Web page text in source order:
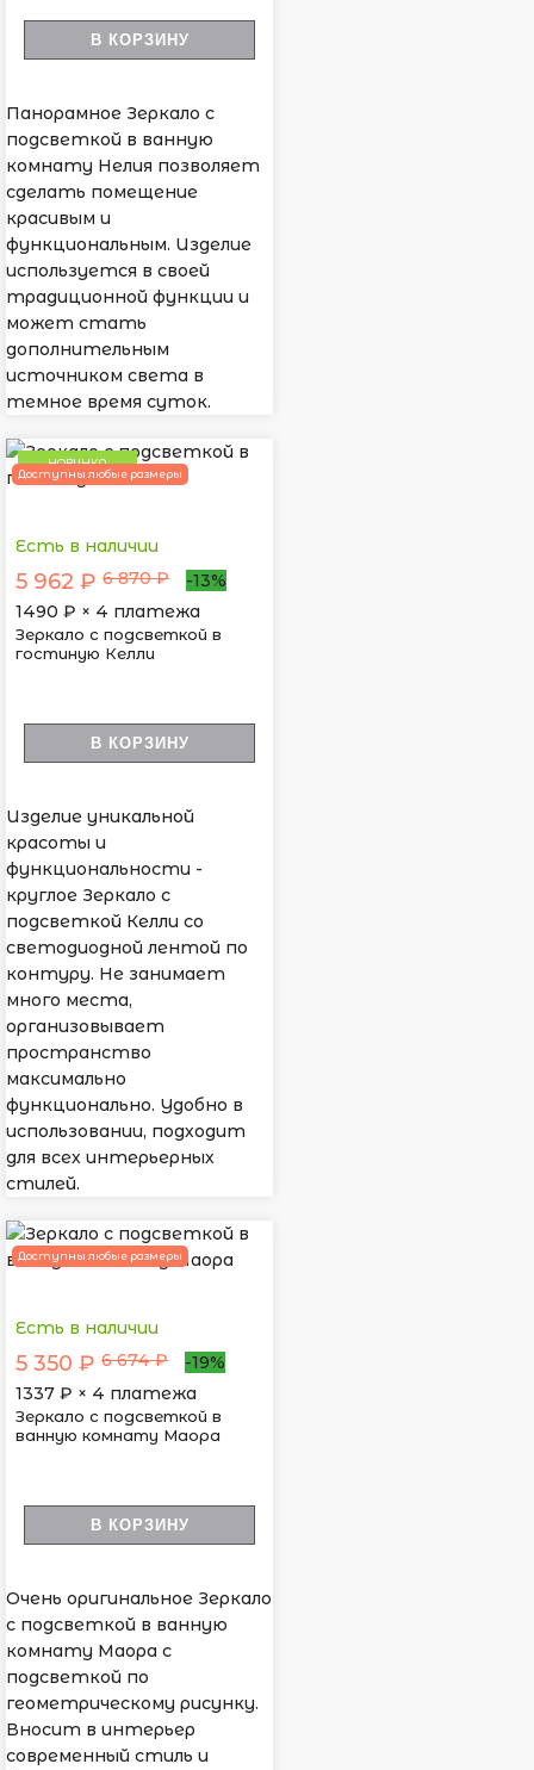
В КОРЗИНУ
Панорамное Зеркало с
подсветкой в ванную
комнату Нелия позволяет
сделать помещение
красивым и
функциональным. Изделие
используется в своей
традиционной функции и
может стать
дополнительным
источником света в
темное время суток.
НОВИНКА
Доступны любые размеры
Есть в наличии
5 962 ₽ 6 870 ₽
-13%
1490 ₽ × 4 платежа
Зеркало с подсветкой в
гостиную Келли
В КОРЗИНУ
Изделие уникальной
красоты и
функциональности -
круглое Зеркало с
подсветкой Келли со
светодиодной лентой по
контуру. Не занимает
много места,
организовывает
пространство
максимально
функционально. Удобно в
использовании, подходит
для всех интерьерных
стилей.
Доступны любые размеры
Есть в наличии
5 350 ₽ 6 674 ₽
-19%
1337 ₽ × 4 платежа
Зеркало с подсветкой в
ванную комнату Маора
В КОРЗИНУ
Очень оригинальное Зеркало
с подсветкой в ванную
комнату Маора с
подсветкой по
геометрическому рисунку.
Вносит в интерьер
современный стиль и